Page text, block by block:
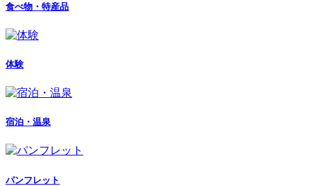
食べ物・特産品
体験
宿泊・温泉
パンフレット